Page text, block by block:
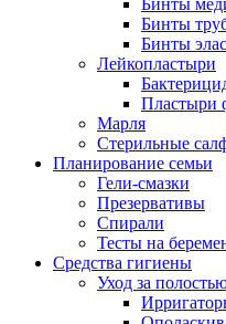
Бинты
Бинты
Бинты
Лейкопластыри
Пластыри
Марля
Стерильные
Планирование семьи
Гели-смазки
Презервативы
Спирали
Тесты на
Средства гигиены
Уход за